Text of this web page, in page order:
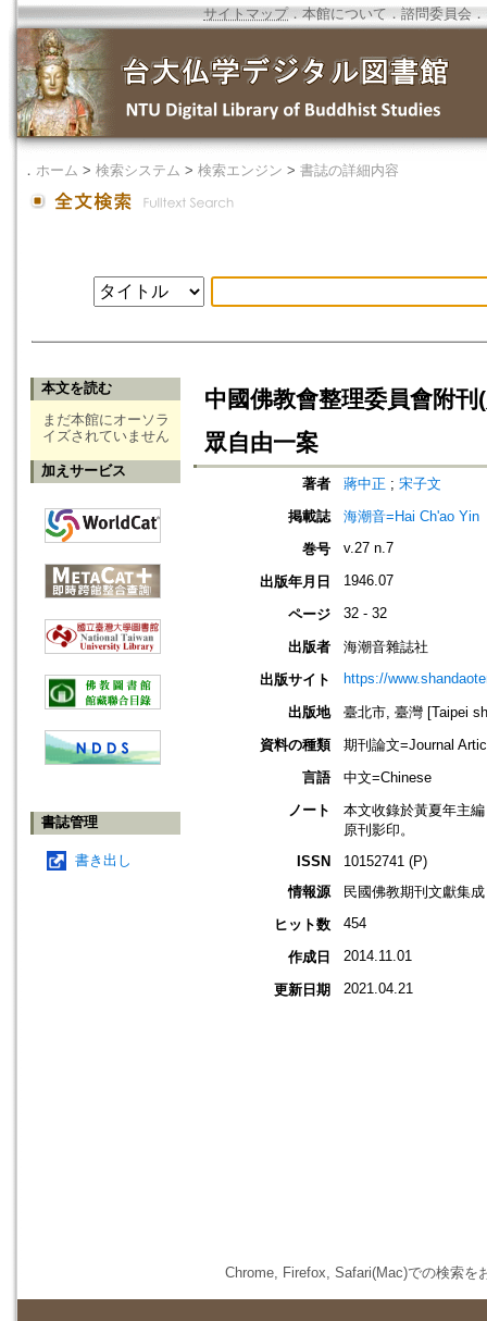
サイトマップ．本館について ． 諮問委員会 ．
． ホーム > 検索システム > 検索エンジン > 書誌の詳細内容
本文を読む
まだ本館にオーソラ
イズされていません
加えサービス
書誌管理
書き出し
中國佛教會整理委員會附
眾自由一案
著者 蔣中正 ; 宋子文
掲載誌
海潮音=Hai Ch'ao Yin
巻号
v.27 n.7
出版年月日 1946.07
ページ 32 - 32
出版者
海潮音雜誌社
出版サイト
https://
出版地
臺北市, 臺灣 [Taipei
資料の種類
期刊論文=Journal
言語
中文=Chinese
ノート
本文收錄於黃夏年主
原刊影印。
ISSN
10152741 (P)
情報源
民國佛教期刊文獻集
ヒット数
454
作成日 2014.11.01
更新日期 2021.04.21
Chrome, Firefox, Safari(Mac)での検索を